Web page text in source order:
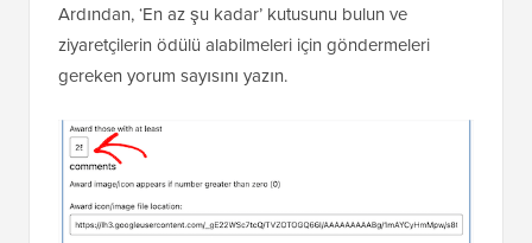
Ardından, ‘En az şu kadar’ kutusunu bulun ve
ziyaretçilerin ödülü alabilmeleri için göndermeleri
gereken yorum sayısını yazın.